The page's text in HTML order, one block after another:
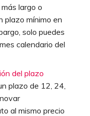
largo o
plazo mínimo en
solo puedes
calendario del
del plazo
plazo de 12, 24,
al mismo precio